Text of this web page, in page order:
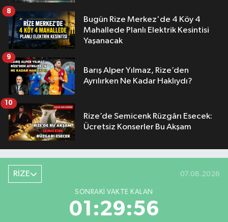
Bugün Rize Merkez'de 4 Köy 4
Mahallede Planlı Elektrik Kesintisi
Yaşanacak
8
Barış Alper Yılmaz, Rize’den
Ayrılırken Ne Kadar Haklıydı?
9
Rize’de Semicenk Rüzgârı Esecek:
Ücretsiz Konserler Bu Akşam
10
RİZE 07.08.2026
SONRAKI VAKTE KALAN
01:29:56